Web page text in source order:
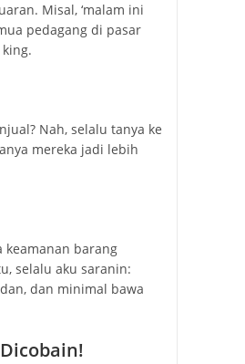
Misal, ‘malam ini
pedagang di pasar
Nah, selalu tanya ke
mereka jadi lebih
keamanan barang
selalu aku saranin:
dan minimal bawa